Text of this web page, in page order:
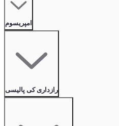
امپریسوم
رازداری کی پالیسی